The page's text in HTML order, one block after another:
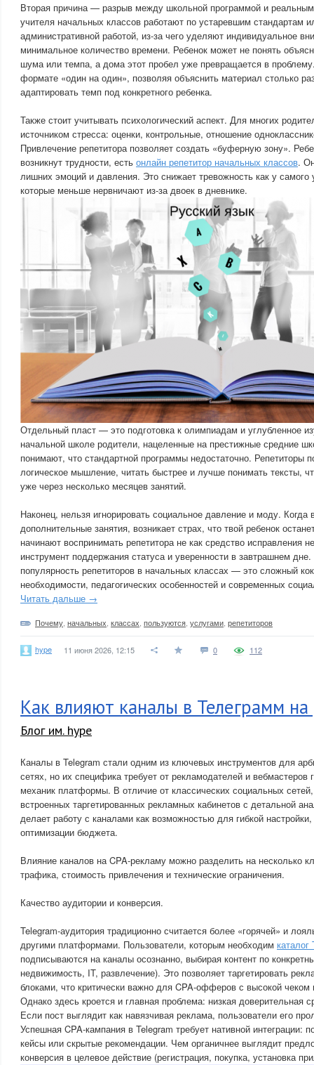
Вторая причина — разрыв между школьной программой и
учителя начальных классов работают по устаревшим стандартам
административной работой, из-за чего уделяют индивидуальное
минимальное количество времени. Ребенок может не понять
шума или темпа, а дома этот пробел уже превращается в
формате «один на один», позволяя объяснить материал столько
адаптировать темп под конкретного ребенка.
Также стоит учитывать психологический аспект. Для многих
источником стресса: оценки, контрольные, отношение
Привлечение репетитора позволяет создать «буферную зону».
возникнут трудности, есть онлайн репетитор начальных классов.
лишних эмоций и давления. Это снижает тревожность как у самого
которые меньше нервничают из-за двоек в дневнике.
Отдельный пласт — это подготовка к олимпиадам и углубленное
начальной школе родители, нацеленные на престижные средние
понимают, что стандартной программы недостаточно. Репетиторы
логическое мышление, читать быстрее и лучше понимать тексты,
уже через несколько месяцев занятий.
Наконец, нельзя игнорировать социальное давление и моду. Когда
дополнительные занятия, возникает страх, что твой ребенок
начинают воспринимать репетитора не как средство исправления
инструмент поддержания статуса и уверенности в завтрашнем
популярность репетиторов в начальных классах — это сложный
необходимости, педагогических особенностей и современных
Читать дальше →
Почему начальных классах пользуются услугами репетиторов
hype 11 июня 2026, 12:15 0 112
Как влияют каналы в Телеграмм
Блог им. hype
Каналы в Telegram стали одним из ключевых инструментов для
сетях, но их специфика требует от рекламодателей и вебмастеров
механик платформы. В отличие от классических социальных
встроенных таргетированных рекламных кабинетов с детальной
делает работу с каналами как возможностью для гибкой
оптимизации бюджета.
Влияние каналов на CPA-рекламу можно разделить на несколько
трафика, стоимость привлечения и технические ограничения.
Качество аудитории и конверсия.
Telegram-аудитория традиционно считается более «горячей» и
другими платформами. Пользователи, которым необходим каталог
подписываются на каналы осознанно, выбирая контент по
недвижимость, IT, развлечение). Это позволяет таргетировать
блоками, что критически важно для CPA-офферов с высокой
Однако здесь кроется и главная проблема: низкая доверительная
Если пост выглядит как навязчивая реклама, пользователи его
Успешная CPA-кампания в Telegram требует нативной интеграции:
кейсы или скрытые рекомендации. Чем органичнее выглядит
конверсия в целевое действие (регистрация, покупка, установка